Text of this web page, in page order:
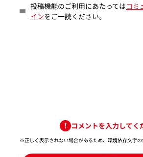
投稿機能のご利用にあたってはコミ
インをご一読ください。
コメントを入力してく
※正しく表示されない場合があるため、環境依存文字の